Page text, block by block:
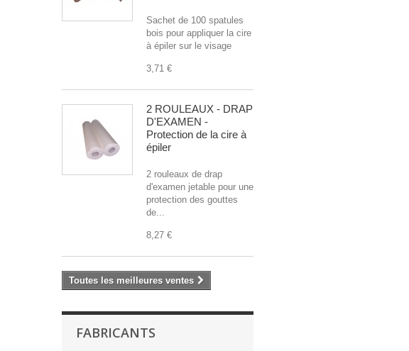
Sachet de 100 spatules
bois pour appliquer la cire
à épiler sur le visage
3,71 €
2 ROULEAUX - DRAP
D'EXAMEN -
Protection de la cire à
épiler
2 rouleaux de drap
d'examen jetable pour une
protection des gouttes
de...
8,27 €
Toutes les meilleures ventes
FABRICANTS